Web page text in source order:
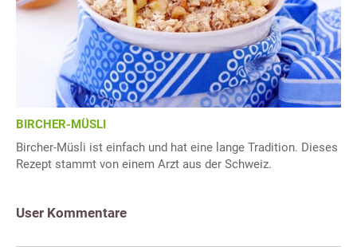
BIRCHER-MÜSLI
Bircher-Müsli ist einfach und hat eine lange Tradition. Dieses
Rezept stammt von einem Arzt aus der Schweiz.
User Kommentare